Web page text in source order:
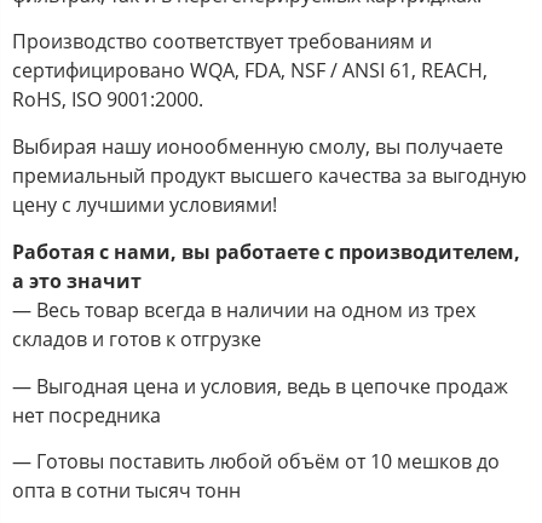
Производство соответствует требованиям и
сертифицировано WQA, FDA, NSF / ANSI 61, REACH,
RoHS, ISO 9001:2000.
Выбирая нашу ионообменную смолу, вы получаете
премиальный продукт высшего качества за выгодную
цену с лучшими условиями!
Работая с нами, вы работаете с производителем,
а это значит
— Весь товар всегда в наличии на одном из трех
складов и готов к отгрузке
— Выгодная цена и условия, ведь в цепочке продаж
нет посредника
— Готовы поставить любой объём от 10 мешков до
опта в сотни тысяч тонн